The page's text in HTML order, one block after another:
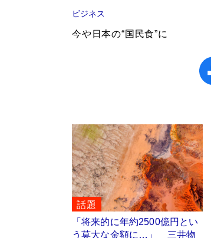
ビジネス
今や日本の“国民食”に
話題
「将来的に年約2500億円とい
う莫大な金額に…」 三井物